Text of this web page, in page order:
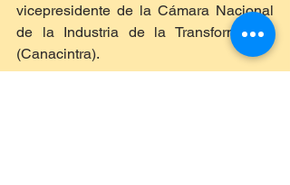
vicepresidente de la Cámara Nacional
de la Industria de la Transformación
(Canacintra).